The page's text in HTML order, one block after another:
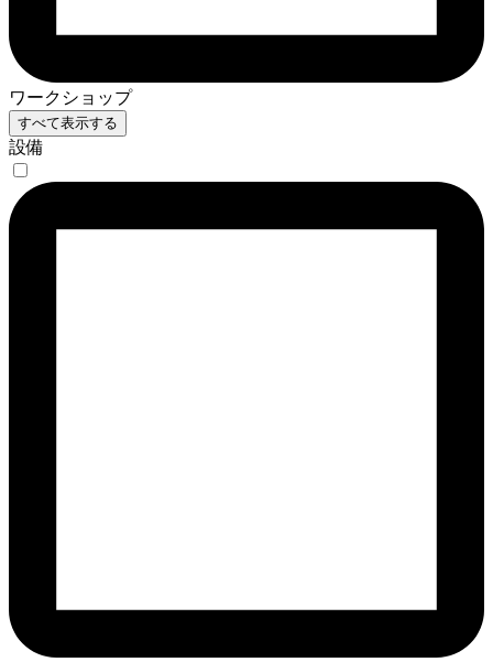
ワークショップ
すべて表示する
設備